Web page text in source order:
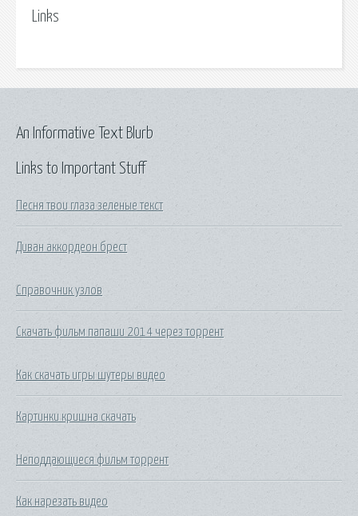
Links
Links to Important Stuff
Песня твои глаза зеленые текст
Диван аккордеон брест
Справочник узлов
Скачать фильм папаши 2014 через торрент
Как скачать игры шутеры видео
Картинки кришна скачать
Неподдающиеся фильм торрент
Как нарезать видео
An Informative Text Blurb